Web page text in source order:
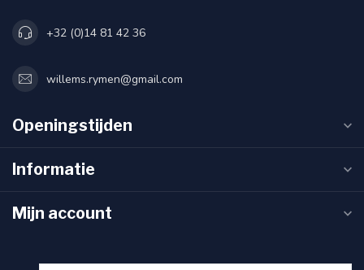
+32 (0)14 81 42 36
willems.rymen@gmail.com
Openingstijden
Informatie
Mijn account